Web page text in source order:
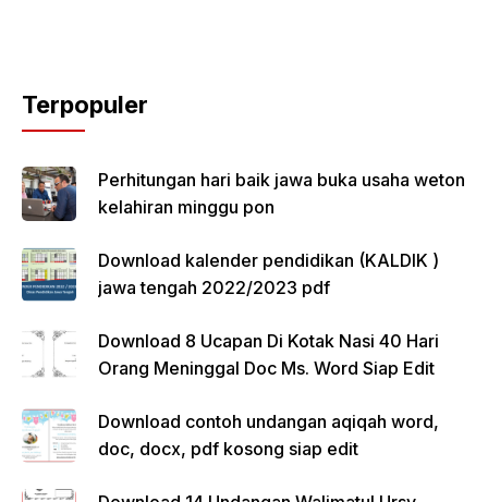
Terpopuler
Perhitungan hari baik jawa buka usaha weton
kelahiran minggu pon
Download kalender pendidikan (KALDIK )
jawa tengah 2022/2023 pdf
Download 8 Ucapan Di Kotak Nasi 40 Hari
Orang Meninggal Doc Ms. Word Siap Edit
Download contoh undangan aqiqah word,
doc, docx, pdf kosong siap edit